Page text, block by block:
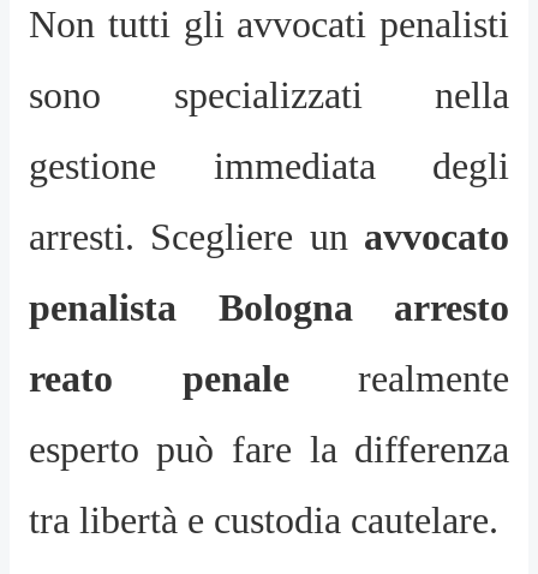
Non tutti gli avvocati penalisti
sono specializzati nella
gestione immediata degli
arresti. Scegliere un avvocato
penalista Bologna arresto
reato penalerealmente
esperto può fare la differenza
tra libertà e custodia cautelare.